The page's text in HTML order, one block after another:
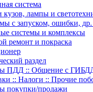
система
лампы и
с запуском, ошибки, др.
системы и комплексы
ремонт и покраска
раздел
ПДД :: Общение с
:: Налоги :: Прочие
покупки/продажи